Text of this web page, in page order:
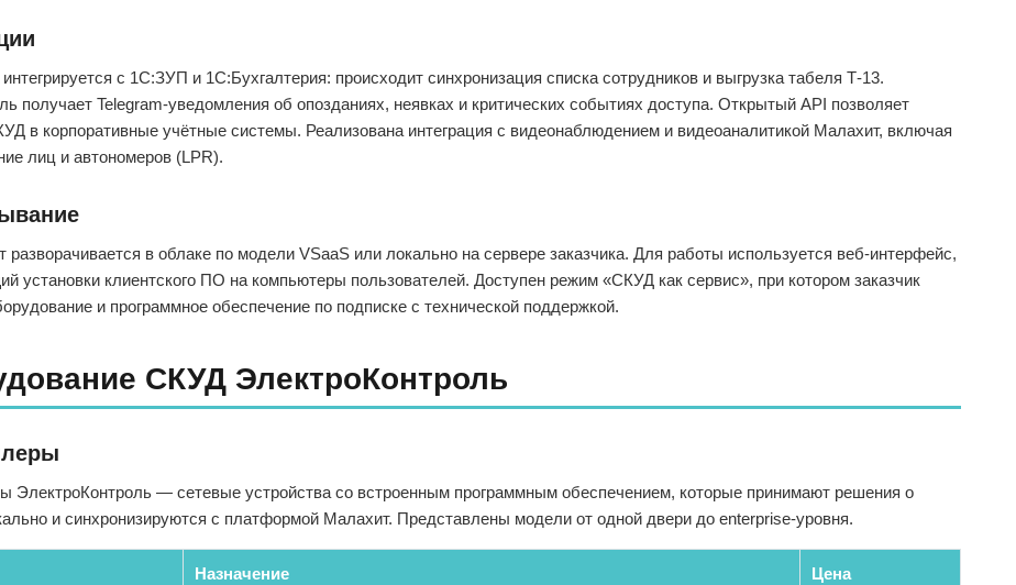
с 1С:ЗУП и 1С:Бухгалтерия: происходит синхронизация списка сотрудников и выгрузка табеля Т-13.
получает Telegram-уведомления об опозданиях, неявках и критических событиях доступа. Открытый API позволяет
в корпоративные учётные системы. Реализована интеграция с видеонаблюдением и видеоаналитикой Малахит, включая
лиц и автономеров (LPR).
в облаке по модели VSaaS или локально на сервере заказчика. Для работы используется веб-интерфейс,
установки клиентского ПО на компьютеры пользователей. Доступен режим «СКУД как сервис», при котором заказчик
и программное обеспечение по подписке с технической поддержкой.
СКУД ЭлектроКонтроль
ЭлектроКонтроль — сетевые устройства со встроенным программным обеспечением, которые принимают решения о
и синхронизируются с платформой Малахит. Представлены модели от одной двери до enterprise-уровня.
Назначение Цена